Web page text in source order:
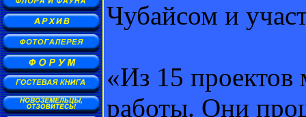
Чубайсом и
«Из 15
работы. Они